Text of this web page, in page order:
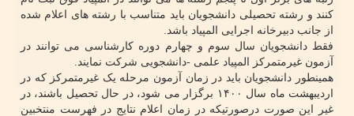
کنند و رشته تحصیلی دانشجویان باید متناسب با رشته های اعلام شده
از جانب دبیرخانه اجرایی المپیاد باشد.
فقط دانشجویان سال سوم و چهارم دوره کارشناسی می توانند در
آزمون غیرمتمرکز المپیاد علمی -دانشجویی شرکت نمایند.
همینطور دانشجویان باید در زمان آزمون مرحله یک غیرمتمرکز که در
اردیبهشت ماه سال ۱۴۰۰ برگزار می شود، در حال تحصیل باشند، در
غیر این صورت درصورتیکه در زمان اعلام نتایج در فهرست منتخبین